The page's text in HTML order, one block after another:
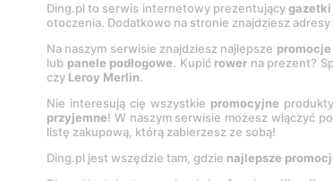
Ding.pl to serwis internetowy prezentujący
otoczenia. Dodatkowo na stronie znajdziesz
Na naszym serwisie znajdziesz najlepsze promocje
lub panele podłogowe. Kupić rower na prezent?
czy Leroy Merlin.
Nie interesują cię wszystkie promocyjne
przyjemne! W naszym serwisie możesz włączyć
listę zakupową, którą zabierzesz ze sobą!
Ding.pl jest wszędzie tam, gdzie najlepsze